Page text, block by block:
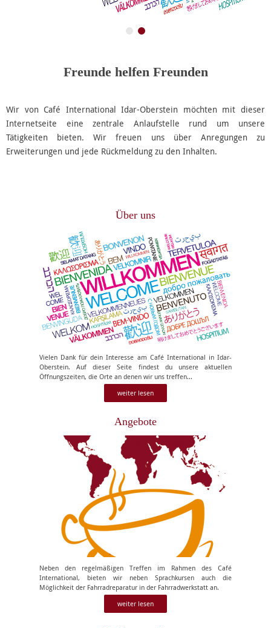
Freunde helfen Freunden
Wir von Café International Idar-Oberstein möchten mit dieser
Internetseite eine zentrale Anlaufstelle rund um unsere
Tätigkeiten bieten. Wir freuen uns über Anregungen zu
Erweiterungen und jede Rückmeldung zu den Inhalten.
Über uns
Vielen Dank für dein Interesse am Café International in Idar-
Oberstein. Auf dieser Seite findest du unsere aktuellen
Öffnungszeiten, die Orte an denen wir uns treffen...
Angebote
Neben den regelmäßigen Treffen im Rahmen des Café
International, bieten wir neben Sprachkursen auch die
Möglichkeit der Fahrradreparatur in der Fahrradwerkstatt an.